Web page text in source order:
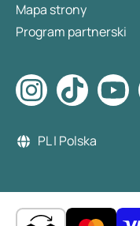
Mapa strony
Program partnerski
PL | Polska